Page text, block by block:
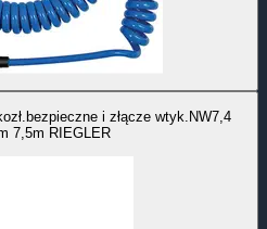
i złącze wtyk.NW7,4
7,5m RIEGLER